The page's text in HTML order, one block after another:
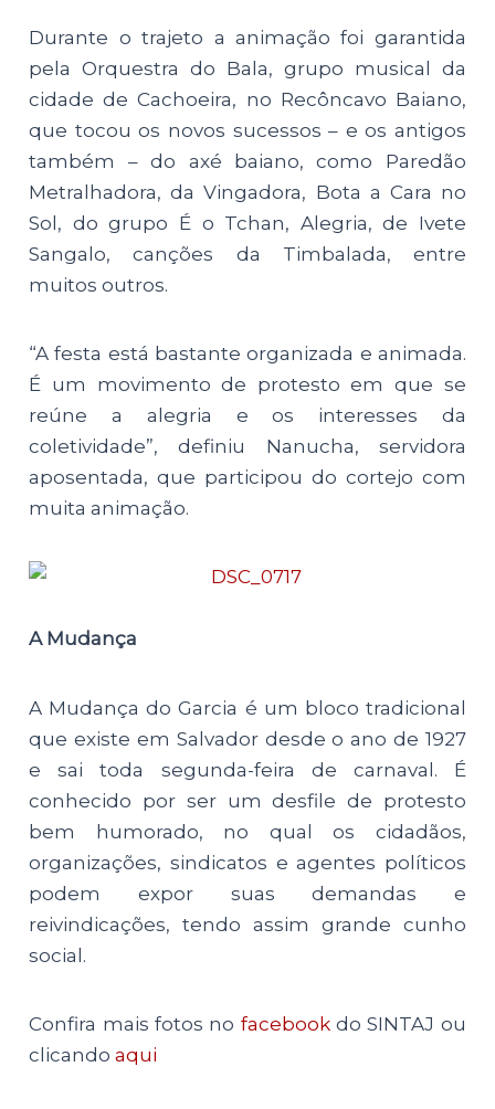
Durante o trajeto a animação foi garantida
pela Orquestra do Bala, grupo musical da
cidade de Cachoeira, no Recôncavo Baiano,
que tocou os novos sucessos – e os antigos
também – do axé baiano, como Paredão
Metralhadora, da Vingadora, Bota a Cara no
Sol, do grupo É o Tchan, Alegria, de Ivete
Sangalo, canções da Timbalada, entre
muitos outros.
“A festa está bastante organizada e animada.
É um movimento de protesto em que se
reúne a alegria e os interesses da
coletividade”, definiu Nanucha, servidora
aposentada, que participou do cortejo com
muita animação.
A Mudança
A Mudança do Garcia é um bloco tradicional
que existe em Salvador desde o ano de 1927
e sai toda segunda-feira de carnaval. É
conhecido por ser um desfile de protesto
bem humorado, no qual os cidadãos,
organizações, sindicatos e agentes políticos
podem expor suas demandas e
reivindicações, tendo assim grande cunho
social.
Confira mais fotos no facebookdo SINTAJ ou
clicandoaqui